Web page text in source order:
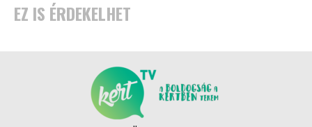
EZ IS ÉRDEKELHET